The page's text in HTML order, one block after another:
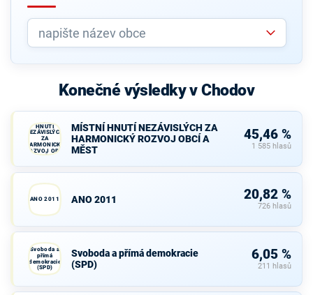
Konečné výsledky v Chodov
HNUTÍ
NEZÁVISLÝCH
ZA
HARMONICKÝ
ROZVOJ OBCÍ
A MĚST
MÍSTNÍ HNUTÍ NEZÁVISLÝCH ZA
HARMONICKÝ ROZVOJ OBCÍ A
MĚST
45,46 %
1 585 hlasů
ANO 2011 ANO 2011 20,82 %
726 hlasů
Svoboda a
přímá
demokracie
(SPD)
Svoboda a přímá demokracie
(SPD)
6,05 %
211 hlasů